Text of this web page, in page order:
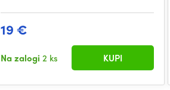
19 €
Na zalogi 2 ks KUPI